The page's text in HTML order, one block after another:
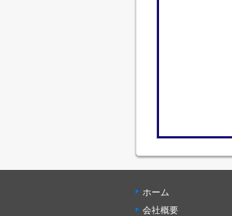
ホーム
会社概要